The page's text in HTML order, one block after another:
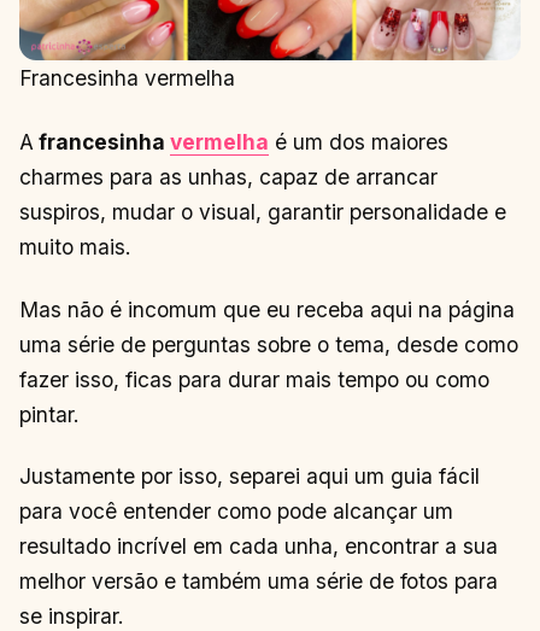
Francesinha vermelha
A francesinha vermelha é um dos maiores
charmes para as unhas, capaz de arrancar
suspiros, mudar o visual, garantir personalidade e
muito mais.
Mas não é incomum que eu receba aqui na página
uma série de perguntas sobre o tema, desde como
fazer isso, ficas para durar mais tempo ou como
pintar.
Justamente por isso, separei aqui um guia fácil
para você entender como pode alcançar um
resultado incrível em cada unha, encontrar a sua
melhor versão e também uma série de fotos para
se inspirar.